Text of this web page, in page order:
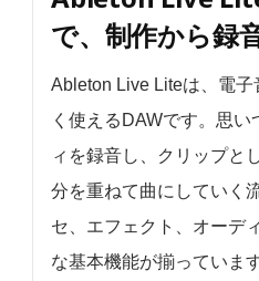
で、制作から録
Ableton Live Liteは、電子
く使えるDAWです。思
ィを録音し、クリップと
分を重ねて曲にしていく
セ、エフェクト、オーデ
な基本機能が揃っています